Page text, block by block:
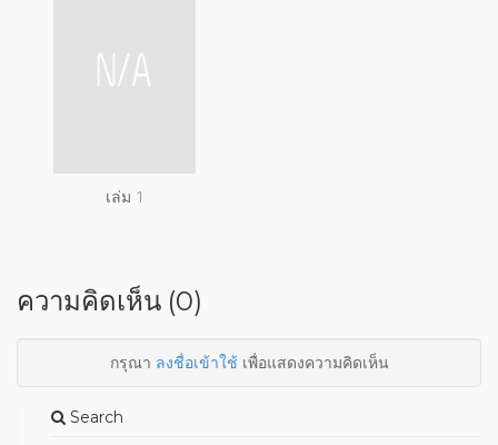
เล่ม 1
ความคิดเห็น (0)
กรุณา ลงชื่อเข้าใช้เพื่อแสดงความคิดเห็น
Search